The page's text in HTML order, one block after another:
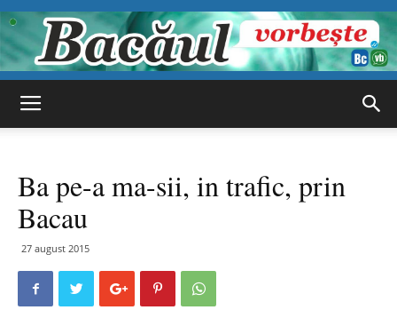
vorbește
Ba pe-a ma-sii, in trafic, prin
Bacau
27 august 2015